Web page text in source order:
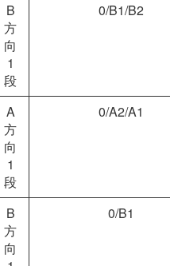
B
方
向
1
段
0/B1/B2
A
方
向
1
段
0/A2/A1
B
方
向
0/B1